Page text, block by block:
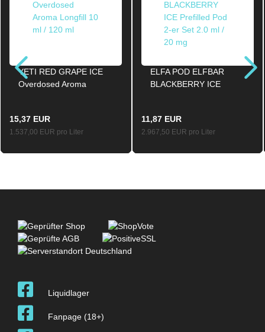
YETI RED GRAPE ICE
Overdosed Aroma
15,37 EUR
1.537,00 EUR pro Liter
ELFA POD ELFBAR
BLACKBERRY ICE
11,87 EUR
2.967,50 EUR pro Liter
Liquidlager
Fanpage (18+)